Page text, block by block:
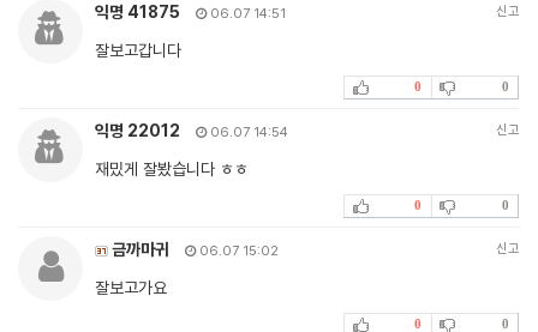
익명 41875 06.07 14:51 신고
잘보고갑니다
0 0
익명 22012 06.07 14:54 신고
재밌게 잘봤습니다 ㅎㅎ
0 0
금까마귀 06.07 15:02 신고
잘보고가요
0 0